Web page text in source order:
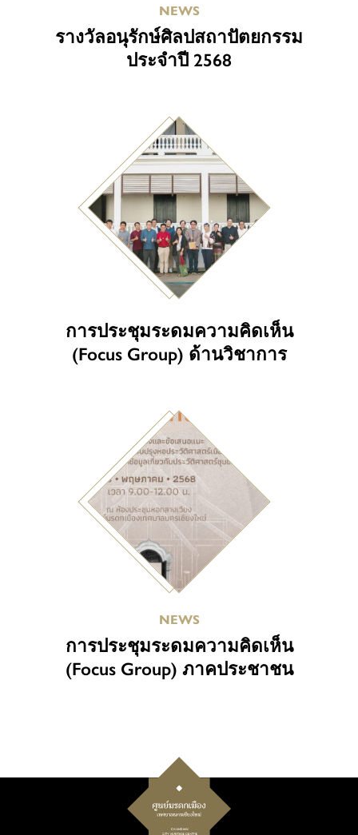
NEWS
รางวัลอนุรักษ์ศิลปสถาปัตยกรรม
ประจำปี 2568
การประชุมระดมความคิดเห็น
(Focus Group) ด้านวิชาการ
NEWS
การประชุมระดมความคิดเห็น
(Focus Group) ภาคประชาชน